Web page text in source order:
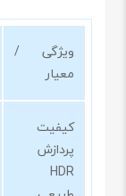
ویژگی /
معیار
کیفیت
پردازش
HDR